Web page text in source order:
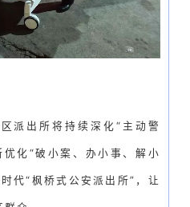
派出所将持续深化“主动警
化“破小案、办小事、解小
代“枫桥式公安派出所”，让